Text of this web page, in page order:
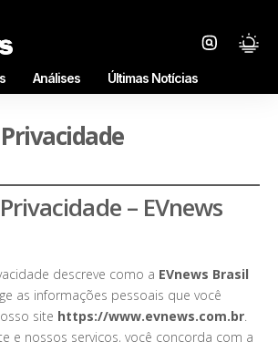
Análises Últimas Notícias
– EVnews
descreve como a EVnews Brasil
as informações pessoais que você
site https://www.evnews.com.br.
e nossos serviços, você concorda com a